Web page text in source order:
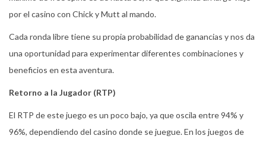
por el casino con Chick y Mutt al mando.
Cada ronda libre tiene su propia probabilidad de ganancias y nos da
una oportunidad para experimentar diferentes combinaciones y
beneficios en esta aventura.
Retorno a la Jugador (RTP)
El RTP de este juego es un poco bajo, ya que oscila entre 94% y
96%, dependiendo del casino donde se juegue. En los juegos de